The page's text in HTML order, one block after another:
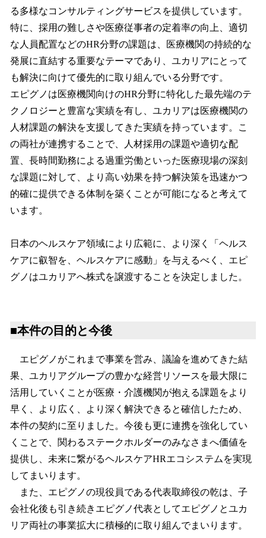
る多様なコンサルティングサービスを提供しています。
特に、採用の難しさや医療従事者の定着率の向上、適切
な人員配置などのHR分野の課題は、医療機関の持続的な
発展に直結する重要なテーマであり、ユカリアにとって
も解決に向けて優先的に取り組んでいる分野です。
エピグノは医療機関向けのHR分野に特化した最先端のテ
クノロジーと豊富な実績を有し、ユカリアは医療機関の
人材課題の解決を支援してきた実績を持っています。こ
の両社が連携することで、人材採用の課題や適切な配
置、長時間勤務による過重労働といった医療現場の深刻
な課題に対して、より高い効果を持つ解決策を迅速かつ
的確に提供できる体制を築くことが可能になると考えて
います。
日本のヘルスケア領域により広範に、より深く「ヘルス
ケアに叡智を、ヘルスケアに感動」を与えるべく、エピ
グノはユカリアへ株式を譲渡することを決定しました。
■本件の目的と今後
エピグノがこれまで事業を営み、議論を進めてきた結
果、ユカリアグループの豊かな経営リソースを最大限に
活用していくことが医療・介護機関が抱える課題をより
早く、より広く、より深く解決できると確信したため、
本件の契約に至りました。今後も更に連携を強化してい
くことで、関わるステークホルダーのみなさまへ価値を
提供し、未来に繋がるヘルスケアHRエコシステムを実現
してまいります。
また、エピグノの現役員である代表取締役の乾は、子
会社化後も引き続きエピグノ代表としてエピグノとユカ
リア両社の事業拡大に積極的に取り組んでまいります。